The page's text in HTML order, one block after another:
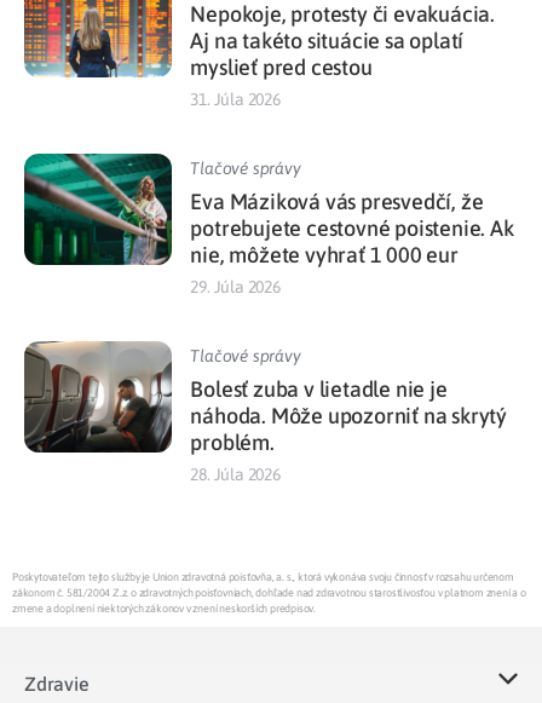
Nepokoje, protesty či evakuácia.
Aj na takéto situácie sa oplatí
myslieť pred cestou
31. Júla 2026
Tlačové správy
Eva Máziková vás presvedčí, že
potrebujete cestovné poistenie. Ak
nie, môžete vyhrať 1 000 eur
29. Júla 2026
Tlačové správy
Bolesť zuba v lietadle nie je
náhoda. Môže upozorniť na skrytý
problém.
28. Júla 2026
Poskytovateľom tejto služby je Union zdravotná poisťovňa, a. s., ktorá vykonáva svoju činnosť v rozsahu určenom
zákonom č. 581/2004 Z.z. o zdravotných poisťovniach, dohľade nad zdravotnou starostlivosťou v platnom znení a o
zmene a doplnení niektorých zákonov v znení neskorších predpisov.
Zdravie